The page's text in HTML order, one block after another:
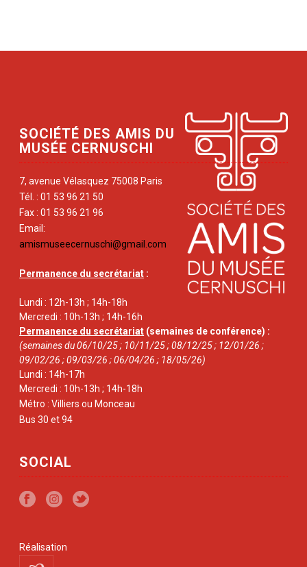
SOCIÉTÉ DES AMIS DU
MUSÉE CERNUSCHI
7, avenue Vélasquez 75008 Paris
Tél. : 01 53 96 21 50
Fax : 01 53 96 21 96
Email:
amismuseecernuschi@gmail.com
Permanence du secrétariat :
Lundi : 12h-13h ; 14h-18h
Mercredi : 10h-13h ; 14h-16h
Permanence du secrétariat (semaines de conférence) :
(semaines du 06/10/25 ; 10/11/25 ; 08/12/25 ; 12/01/26 ;
09/02/26 ; 09/03/26 ; 06/04/26 ; 18/05/26)
Lundi : 14h-17h
Mercredi : 10h-13h ; 14h-18h
Métro : Villiers ou Monceau
Bus 30 et 94
SOCIAL
Réalisation